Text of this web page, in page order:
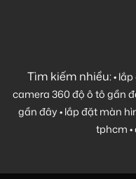
Tìm kiếm nhiều:•
camera 360 độ ô tô gần
gần đây•lắp đặt màn
tphcm•